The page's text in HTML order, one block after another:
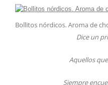
Bollitos nórdicos. Aroma de
Dice un
Aquellos
Siempre